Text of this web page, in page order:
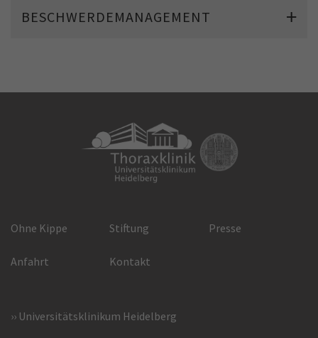
BESCHWERDEMANAGEMENT
Ohne Kippe Stiftung Presse
Anfahrt Kontakt
Universitätsklinikum Heidelberg